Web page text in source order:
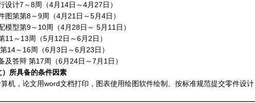
设计7～8周（4月14日～4月27日）
的零件图第第8～9周（4月21日～5月4日）
装配模型第9～10周（4月28日～ 5月11日）
明书第11～13周（5月12日～6月2日）
修改 第14～16周（6月3日～6月23日）
及答辩 第17周（6月24日～7月1日）
所具备的条件因素
机，论文用word文档打印，图表使用绘图软件绘制。按标准规范提交零件设计